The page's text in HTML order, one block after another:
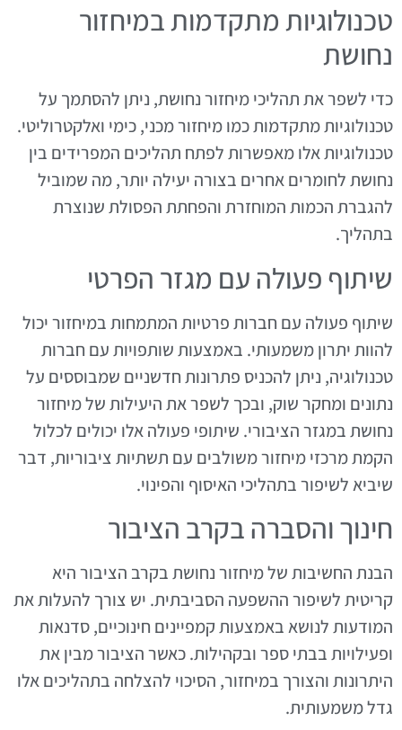
טכנולוגיות מתקדמות במיחזור
נחושת
כדי לשפר את תהליכי מיחזור נחושת, ניתן להסתמך על
טכנולוגיות מתקדמות כמו מיחזור מכני, כימי ואלקטרוליטי.
טכנולוגיות אלו מאפשרות לפתח תהליכים המפרידים בין
נחושת לחומרים אחרים בצורה יעילה יותר, מה שמוביל
להגברת הכמות המוחזרת והפחתת הפסולת שנוצרת
בתהליך.
שיתוף פעולה עם מגזר הפרטי
שיתוף פעולה עם חברות פרטיות המתמחות במיחזור יכול
להוות יתרון משמעותי. באמצעות שותפויות עם חברות
טכנולוגיה, ניתן להכניס פתרונות חדשניים שמבוססים על
נתונים ומחקר שוק, ובכך לשפר את היעילות של מיחזור
נחושת במגזר הציבורי. שיתופי פעולה אלו יכולים לכלול
הקמת מרכזי מיחזור משולבים עם תשתיות ציבוריות, דבר
שיביא לשיפור בתהליכי האיסוף והפינוי.
חינוך והסברה בקרב הציבור
הבנת החשיבות של מיחזור נחושת בקרב הציבור היא
קריטית לשיפור ההשפעה הסביבתית. יש צורך להעלות את
המודעות לנושא באמצעות קמפיינים חינוכיים, סדנאות
ופעילויות בבתי ספר ובקהילות. כאשר הציבור מבין את
היתרונות והצורך במיחזור, הסיכוי להצלחה בתהליכים אלו
גדל משמעותית.